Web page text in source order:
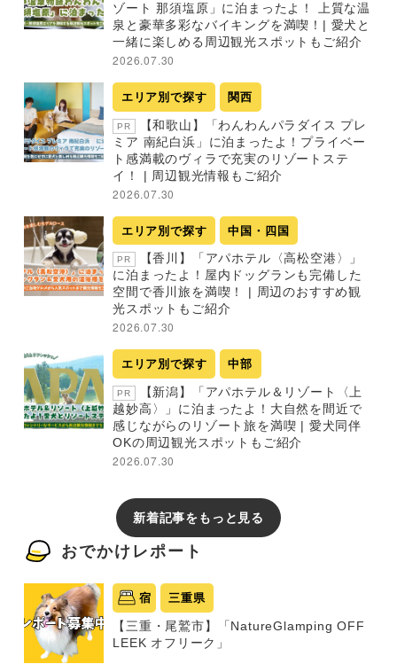
ゾート 那須塩原」に泊まったよ！ 上質な温
泉と豪華多彩なバイキングを満喫！| 愛犬と
一緒に楽しめる周辺観光スポットもご紹介
2026.07.30
エリア別で探す 関西
PR
【和歌山】「わんわんパラダイス プレ
ミア 南紀白浜」に泊まったよ！プライベー
ト感満載のヴィラで充実のリゾートステ
イ！ | 周辺観光情報もご紹介
2026.07.30
エリア別で探す 中国・四国
PR
【香川】「アパホテル〈高松空港〉」
に泊まったよ！屋内ドッグランも完備した
空間で香川旅を満喫！ | 周辺のおすすめ観
光スポットもご紹介
2026.07.30
エリア別で探す 中部
PR
【新潟】「アパホテル＆リゾート〈上
越妙高〉」に泊まったよ！大自然を間近で
感じながらのリゾート旅を満喫 | 愛犬同伴
OKの周辺観光スポットもご紹介
2026.07.30
新着記事をもっと見る
おでかけレポート
宿 三重県
【三重・尾鷲市】「NatureGlamping OFF
LEEK オフリーク」